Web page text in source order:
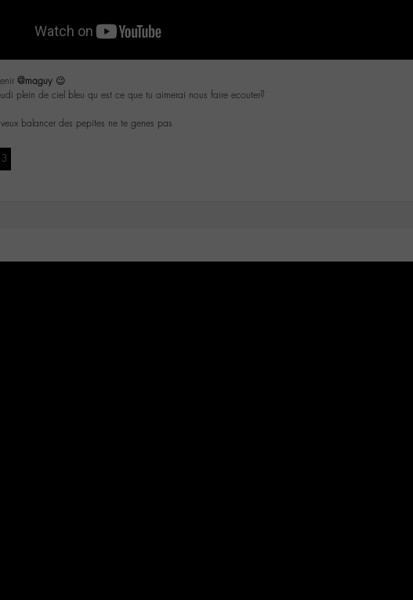
@maguy 😉
plein de ciel bleu qu est ce que tu aimerai nous faire ecouter?
balancer des pepites ne te genes pas
3